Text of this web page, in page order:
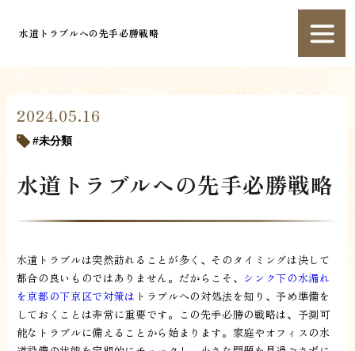
水道トラブルへの先手必勝戦略
2024.05.16
未分類
水道トラブルへの先手必勝戦略
水道トラブルは突然訪れることが多く、そのタイミングは決して
都合の良いものではありません。だからこそ、 シンク下の水漏れ
を京都の下京区で対策は トラブルへの対処法を知り、予め準備を
しておくことは非常に重要です。この先手必勝の戦略は、予測可
能なトラブルに備えることから始まります。家庭やオフィスの水